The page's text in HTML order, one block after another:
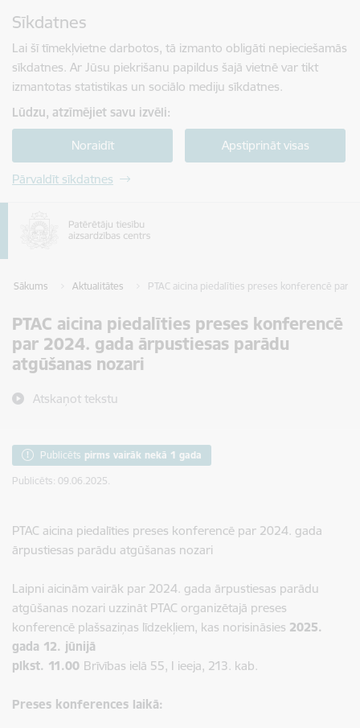
Sīkdatnes
Lai šī tīmekļvietne darbotos, tā izmanto obligāti nepieciešamās
sīkdatnes. Ar Jūsu piekrišanu papildus šajā vietnē var tikt
izmantotas statistikas un sociālo mediju sīkdatnes.
Lūdzu, atzīmējiet savu izvēli:
Noraidīt Apstiprināt visas
Pārvaldīt sīkdatnes
Sākums Aktualitātes PTAC aicina piedalīties preses konferencē par
PTAC aicina piedalīties preses konferencē
par 2024. gada ārpustiesas parādu
atgūšanas nozari
Atskaņot tekstu
Publicēts pirms vairāk nekā 1 gada
Publicēts: 09.06.2025.
PTAC aicina piedalīties preses konferencē par 2024. gada
ārpustiesas parādu atgūšanas nozari
Laipni aicinām vairāk par 2024. gada ārpustiesas parādu
atgūšanas nozari uzzināt PTAC organizētajā preses
konferencē plašsaziņas līdzekļiem, kas norisināsies 2025.
gada 12. jūnijā
plkst. 11.00 Brīvības ielā 55, I ieeja, 213. kab.
Preses konferences laikā: